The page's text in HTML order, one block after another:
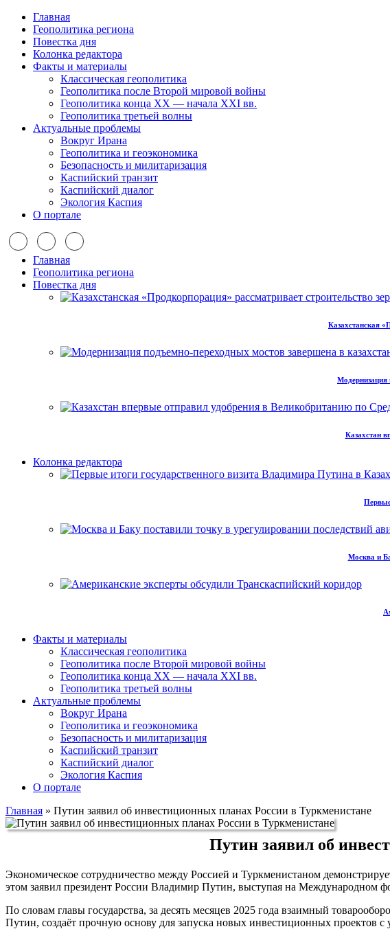
Главная
Геополитика региона
Повестка дня
Колонка редактора
Факты и материалы
Классическая геополитика
Геополитика после Второй мировой войны
Геополитика конца XX — начала XXI вв.
Геополитика третьей волны
Актуальные проблемы
Вокруг Ирана
Геополитика и геоэкономика
Безопасность и милитаризация
Каспийский транзит
Каспийский диалог
Экология Каспия
О портале
Главная
Геополитика региона
Повестка дня
Казахстанская
Модернизация
Казахстан
Колонка редактора
Первые
Москва и
Факты и материалы
Классическая геополитика
Геополитика после Второй мировой войны
Геополитика конца XX — начала XXI вв.
Геополитика третьей волны
Актуальные проблемы
Вокруг Ирана
Геополитика и геоэкономика
Безопасность и милитаризация
Каспийский транзит
Каспийский диалог
Экология Каспия
О портале
Главная » Путин заявил об инвестиционных планах России в Туркменистане
Путин заявил об
Экономическое сотрудничество между Россией и Туркменистаном
этом заявил президент России Владимир Путин, выступая на Международном
По словам главы государства, за десять месяцев 2025 года взаимный
Путин, создаёт прочную основу для запуска новых инвестиционных проектов